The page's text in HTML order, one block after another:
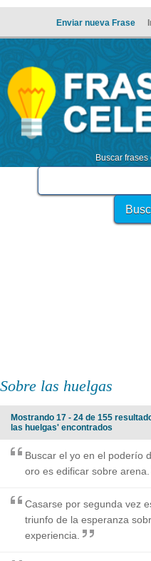
Enviar nueva Frase
Buscar
Sobre las huelgas
Mostrando 17 - 24 de 155
las huelgas' encontrados
Buscar el yo en el poderío
oro es edificar sobre arena.
Casarse por segunda vez
triunfo de la esperanza
experiencia.